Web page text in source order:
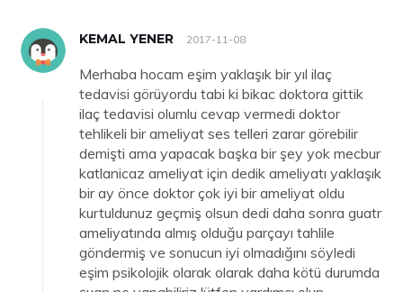
KEMAL YENER 2017-11-08
Merhaba hocam eşim yaklaşık bir yıl ilaç
tedavisi görüyordu tabi ki bikac doktora gittik
ilaç tedavisi olumlu cevap vermedi doktor
tehlikeli bir ameliyat ses telleri zarar görebilir
demişti ama yapacak başka bir şey yok mecbur
katlanicaz ameliyat için dedik ameliyatı yaklaşık
bir ay önce doktor çok iyi bir ameliyat oldu
kurtuldunuz geçmiş olsun dedi daha sonra guatr
ameliyatında almış olduğu parçayı tahlile
göndermiş ve sonucun iyi olmadığını söyledi
eşim psikolojik olarak olarak daha kötü durumda